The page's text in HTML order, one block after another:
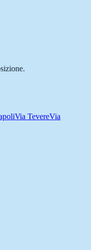
Via TevereVia